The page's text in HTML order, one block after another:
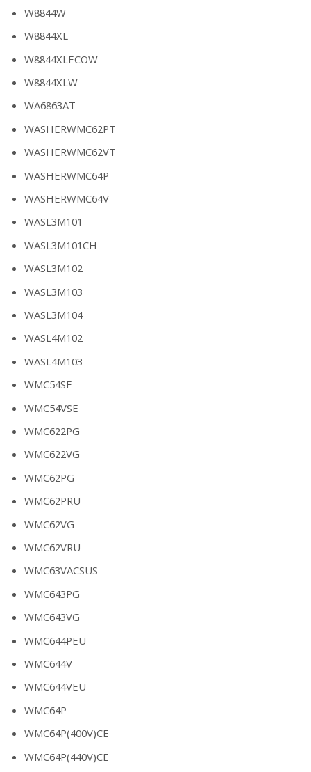
W8844W
W8844XL
W8844XLECOW
W8844XLW
WA6863AT
WASHERWMC62PT
WASHERWMC62VT
WASHERWMC64P
WASHERWMC64V
WASL3M101
WASL3M101CH
WASL3M102
WASL3M103
WASL3M104
WASL4M102
WASL4M103
WMC54SE
WMC54VSE
WMC622PG
WMC622VG
WMC62PG
WMC62PRU
WMC62VG
WMC62VRU
WMC63VACSUS
WMC643PG
WMC643VG
WMC644PEU
WMC644V
WMC644VEU
WMC64P
WMC64P(400V)CE
WMC64P(440V)CE